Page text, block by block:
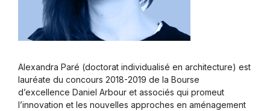
Alexandra Paré (doctorat individualisé en architecture) est
lauréate du concours 2018-2019 de la Bourse
d’excellence Daniel Arbour et associés qui promeut
l’innovation et les nouvelles approches en aménagement